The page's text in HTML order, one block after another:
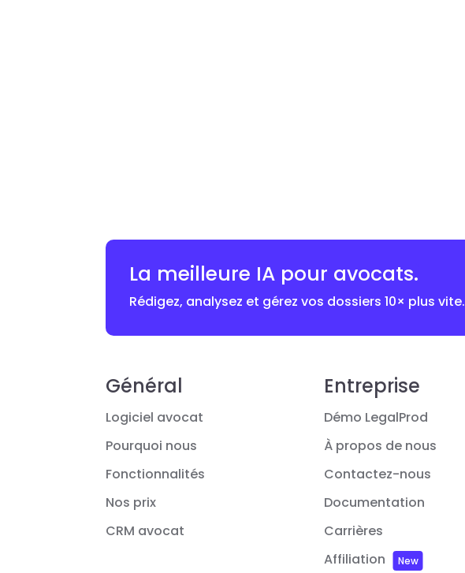
La meilleure IA pour avocats.
Rédigez, analysez et gérez vos dossiers 10× plus vite.
Général
Logiciel avocat
Pourquoi nous
Fonctionnalités
Nos prix
CRM avocat
Entreprise
Démo LegalProd
À propos de nous
Contactez-nous
Documentation
Carrières
Affiliation
New